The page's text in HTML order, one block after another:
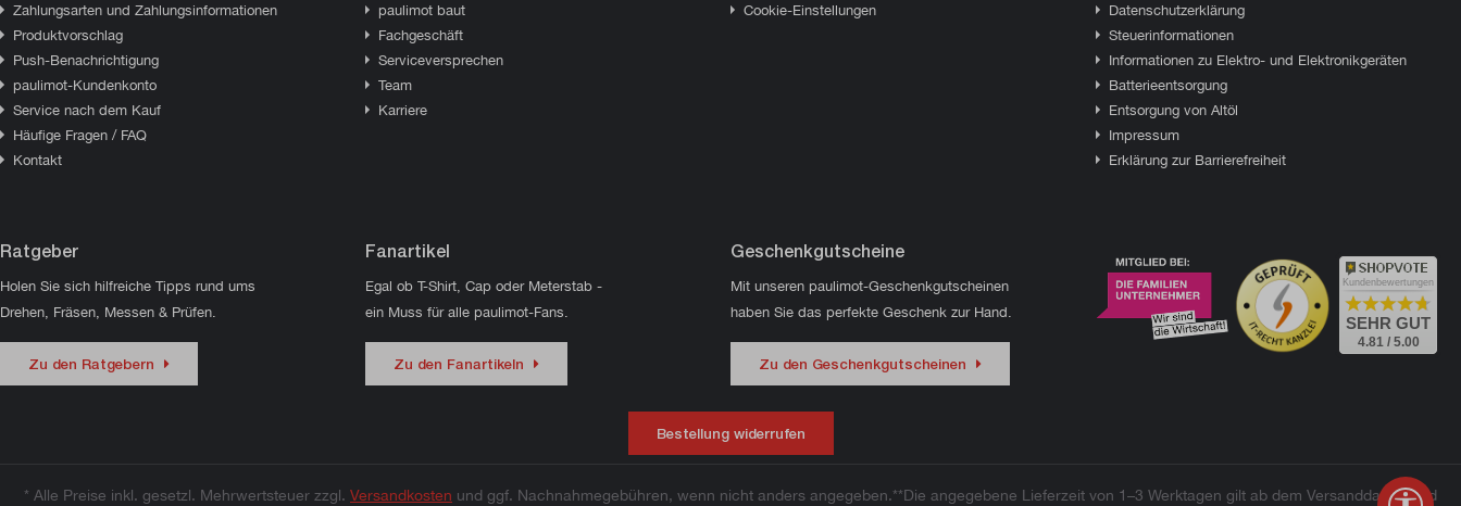
Zahlungsarten und Zahlungsinformationen
Produktvorschlag
Push-Benachrichtigung
paulimot-Kundenkonto
Service nach dem Kauf
Häufige Fragen / FAQ
Kontakt
paulimot baut
Fachgeschäft
Serviceversprechen
Team
Karriere
Cookie-Einstellungen
Datenschutzerklärung
Steuerinformationen
Informationen zu Elektro- und Elektronikgeräten
Batterieentsorgung
Entsorgung von Altöl
Impressum
Erklärung zur Barrierefreiheit
Ratgeber
Holen Sie sich hilfreiche Tipps rund ums
Drehen, Fräsen, Messen & Prüfen.
Zu den Ratgebern
Fanartikel
Egal ob T-Shirt, Cap oder Meterstab -
ein Muss für alle paulimot-Fans.
Zu den Fanartikeln
Geschenkgutscheine
Mit unseren paulimot-Geschenkgutscheinen
haben Sie das perfekte Geschenk zur Hand.
Zu den Geschenkgutscheinen
Kundenbewertungen
SEHR GUT
4.81 / 5.00
Bestellung widerrufen
* Alle Preise inkl. gesetzl. Mehrwertsteuer zzgl. Versandkosten und ggf. Nachnahmegebühren, wenn nicht anders angegeben.**Die angegebene Lieferzeit von 1–3 Werktagen gilt ab dem Versanddatum und